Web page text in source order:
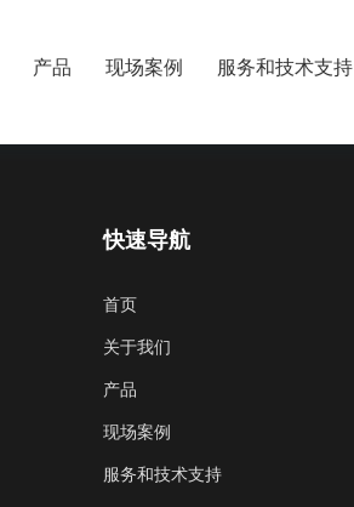
产品 现场案例 服务和技术支持
快速导航
首页
关于我们
产品
现场案例
服务和技术支持